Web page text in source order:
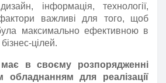
інформація, технології,
важливі для того, щоб
максимально ефективною в
цілей.
в своєму розпорядженні
обладнанням для реалізації